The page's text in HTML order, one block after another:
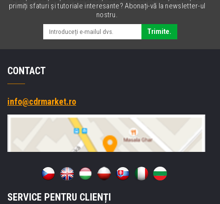
primiți sfaturi și tutoriale interesante? Abonați-vă la newsletter-ul
nostru.
Trimite.
CONTACT
info@cdrmarket.ro
SERVICE PENTRU CLIENȚI